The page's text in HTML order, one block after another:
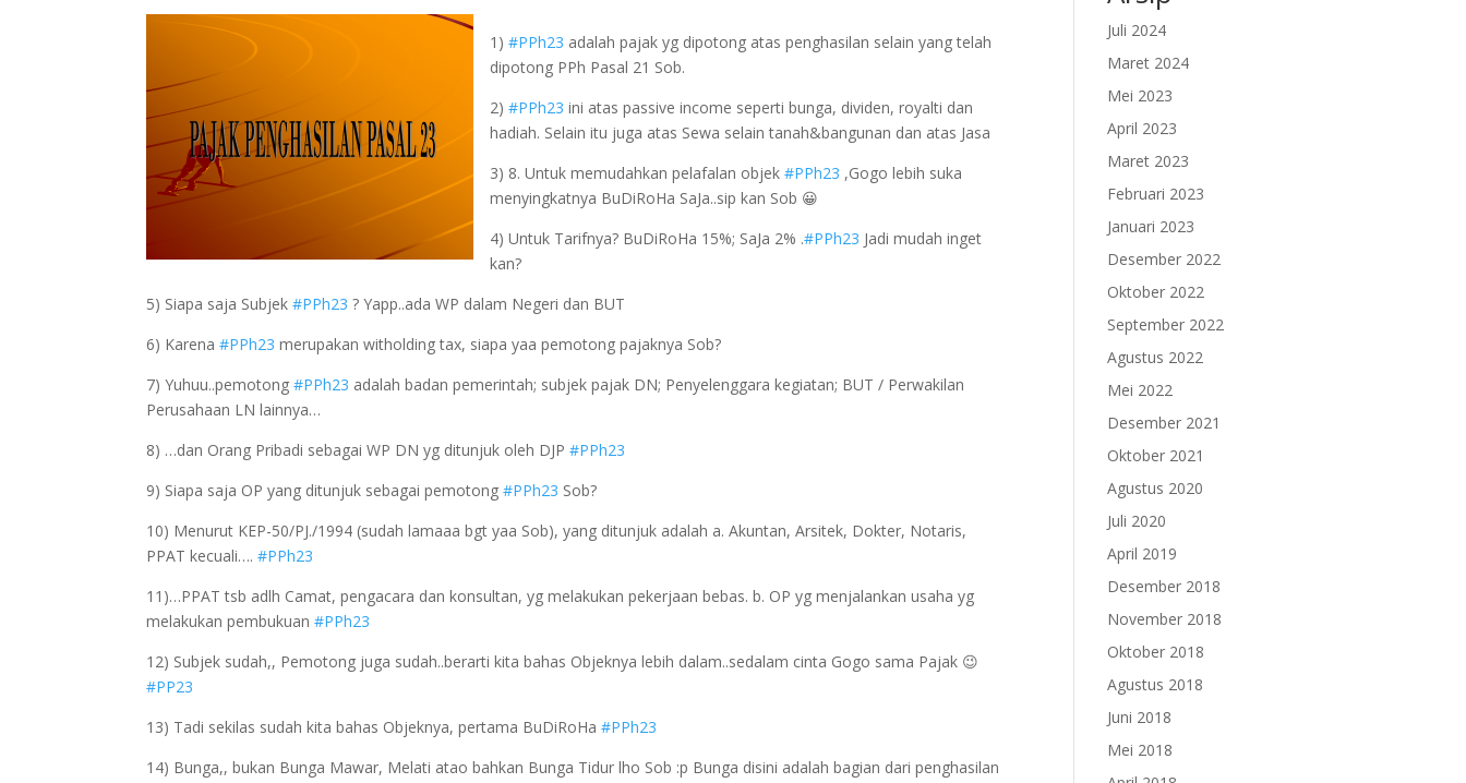
1)#PPh23 adalah pajak yg dipotong atas penghasilan selain yang telah
dipotong PPh Pasal 21 Sob.
2)#PPh23 ini atas passive income seperti bunga, dividen, royalti dan
hadiah. Selain itu juga atas Sewa selain tanah&bangunan dan atas Jasa
3) 8. Untuk memudahkan pelafalan objek#PPh23 ,Gogo lebih suka
menyingkatnya BuDiRoHa SaJa..sip kan Sob 😀
4) Untuk Tarifnya? BuDiRoHa 15%; SaJa 2% .#PPh23 Jadi mudah inget
kan?
5) Siapa saja Subjek#PPh23 ? Yapp..ada WP dalam Negeri dan BUT
6) Karena#PPh23 merupakan witholding tax, siapa yaa pemotong pajaknya Sob?
7) Yuhuu..pemotong#PPh23 adalah badan pemerintah; subjek pajak DN; Penyelenggara kegiatan; BUT / Perwakilan
Perusahaan LN lainnya…
8) …dan Orang Pribadi sebagai WP DN yg ditunjuk oleh DJP#PPh23
9) Siapa saja OP yang ditunjuk sebagai pemotong#PPh23 Sob?
10) Menurut KEP-50/PJ./1994 (sudah lamaaa bgt yaa Sob), yang ditunjuk adalah a. Akuntan, Arsitek, Dokter, Notaris,
PPAT kecuali….#PPh23
11)…PPAT tsb adlh Camat, pengacara dan konsultan, yg melakukan pekerjaan bebas. b. OP yg menjalankan usaha yg
melakukan pembukuan#PPh23
12) Subjek sudah,, Pemotong juga sudah..berarti kita bahas Objeknya lebih dalam..sedalam cinta Gogo sama Pajak 😉
#PP23
13) Tadi sekilas sudah kita bahas Objeknya, pertama BuDiRoHa#PPh23
14) Bunga,, bukan Bunga Mawar, Melati atao bahkan Bunga Tidur lho Sob :p Bunga disini adalah bagian dari penghasilan
Juli 2024
Maret 2024
Mei 2023
April 2023
Maret 2023
Februari 2023
Januari 2023
Desember 2022
Oktober 2022
September 2022
Agustus 2022
Mei 2022
Desember 2021
Oktober 2021
Agustus 2020
Juli 2020
April 2019
Desember 2018
November 2018
Oktober 2018
Agustus 2018
Juni 2018
Mei 2018